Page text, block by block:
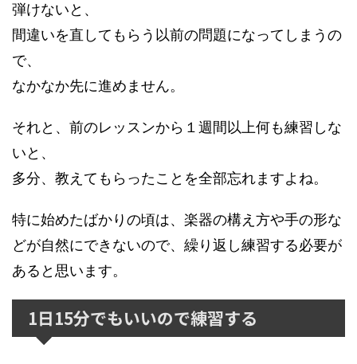
弾けないと、
間違いを直してもらう以前の問題になってしまうの
で、
なかなか先に進めません。
それと、前のレッスンから１週間以上何も練習しな
いと、
多分、教えてもらったことを全部忘れますよね。
特に始めたばかりの頃は、楽器の構え方や手の形な
どが自然にできないので、繰り返し練習する必要が
あると思います。
1日15分でもいいので練習する